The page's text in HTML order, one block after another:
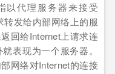
以代理服务器来接受
转发给内部网络上的服
回给Internet上请求连
表现为一个服务器。
网络对Internet的连接